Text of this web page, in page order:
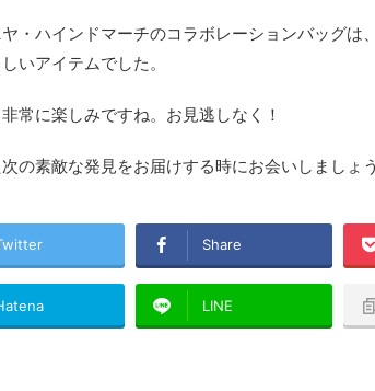
・ハインドマーチのコラボレーションバッグは
いアイテムでした。
常に楽しみですね。お見逃しなく！
の素敵な発見をお届けする時にお会いしましょ
Share
LINE